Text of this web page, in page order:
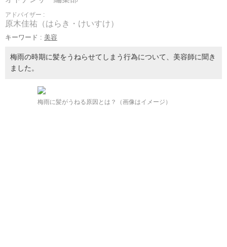
アドバイザー :
原木佳祐（はらき・けいすけ）
キーワード : 美容
梅雨の時期に髪をうねらせてしまう行為について、美容師に聞き
ました。
梅雨に髪がうねる原因とは？（画像はイメージ）